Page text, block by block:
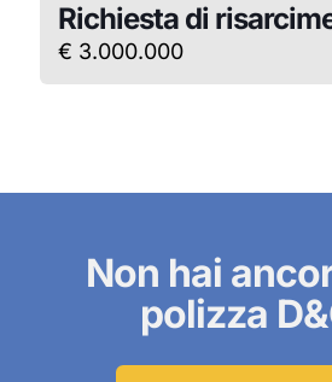
Richiesta di
€ 3.000.000
Non hai
polizza